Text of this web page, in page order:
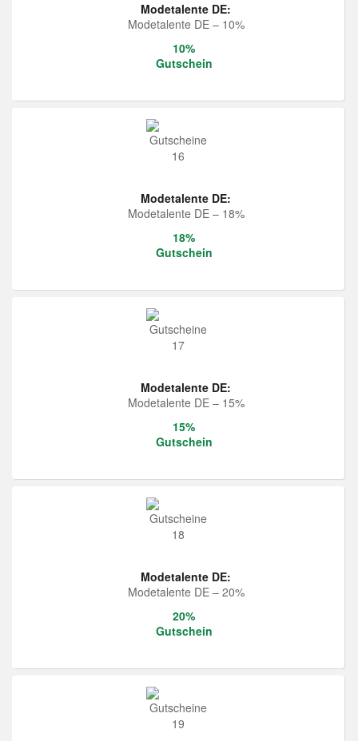
Modetalente DE:
Modetalente DE – 10%
10%
Gutschein
Modetalente DE:
Modetalente DE – 18%
18%
Gutschein
Modetalente DE:
Modetalente DE – 15%
15%
Gutschein
Modetalente DE:
Modetalente DE – 20%
20%
Gutschein